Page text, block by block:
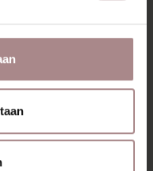
TV-MEUBEL
120 CM | EIKEN